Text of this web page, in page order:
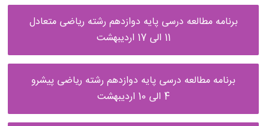
برنامه مطالعه درسی پایه دوازدهم رشته ریاضی متعادل
11 الی 17 اردیبهشت
برنامه مطالعه درسی پایه دوازدهم رشته ریاضی پیشرو
4 الی 10 اردیبهشت